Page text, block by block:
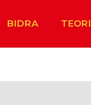
BIDRA TEORI